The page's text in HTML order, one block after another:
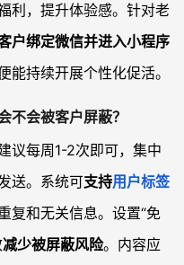
利，提升体验感。针对老
户绑定微信并进入小程序
能持续开展个性化促活。
不会被客户屏蔽？
议每周1-2次即可，集中
送。系统可支持用户标签
复和无关信息。设置“免
减少被屏蔽风险。内容应